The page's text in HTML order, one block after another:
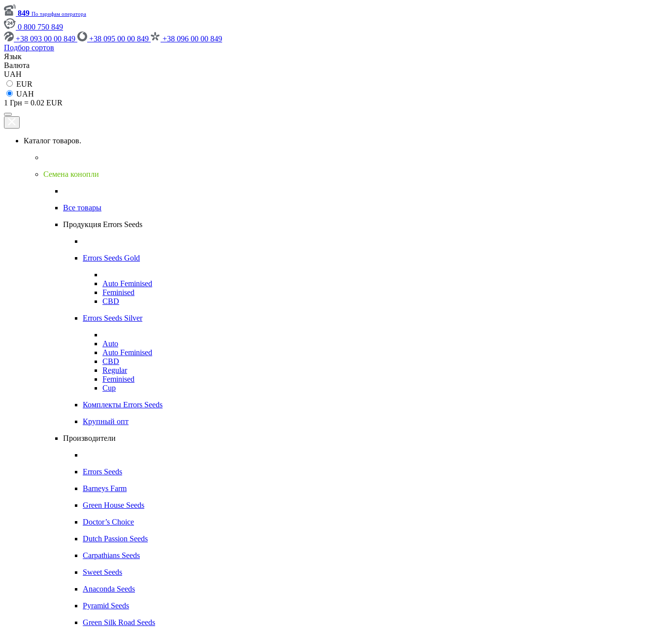
849 По тарифам оператора
0 800 750 849
+38 093 00 00 849
+38 095 00 00 849
+38 096 00 00 849
Подбор сортов
Язык
Валюта
UAH
EUR
UAH
1 Грн = 0.02 EUR
Каталог товаров.
Семена конопли
Все товары
Продукция Errors Seeds
Errors Seeds Gold
Auto Feminised
Feminised
CBD
Errors Seeds Silver
Auto
Auto Feminised
CBD
Regular
Feminised
Cup
Комплекты Errors Seeds
Крупный опт
Производители
Errors Seeds
Barneys Farm
Green House Seeds
Doctor’s Choice
Dutch Passion Seeds
Carpathians Seeds
Sweet Seeds
Anaconda Seeds
Pyramid Seeds
Green Silk Road Seeds